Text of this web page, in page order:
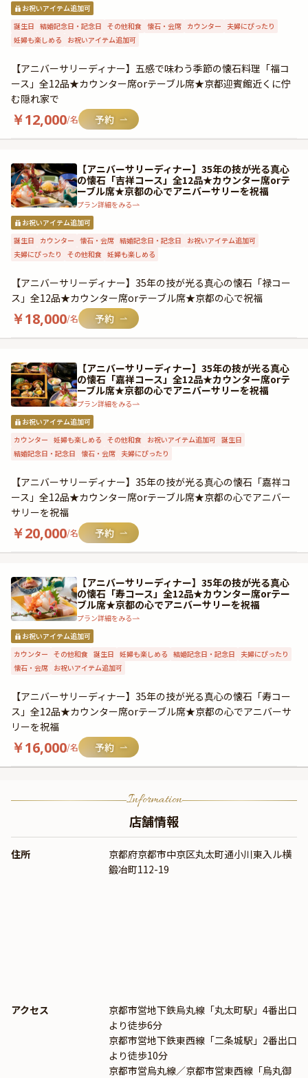
お祝いアイテム追加可
誕生日 結婚記念日・記念日 その他和食 懐石・会席 カウンター
夫婦にぴったり
妊婦も楽しめる
お祝いアイテム追加可
【アニバーサリーディナー】五感で味わう季節の懐石料理「福コ
ース」全12品★カウンター席orテーブル席★京都迎賓館近くに佇
む隠れ家で
￥12,000/名
【アニバーサリーディナー】35年の技が光る真心
の懐石「吉祥コース」全12品★カウンター席orテ
ーブル席★京都の心でアニバーサリーを祝福
プラン詳細をみる
お祝いアイテム追加可
誕生日
カウンター 懐石・会席 結婚記念日・記念日
お祝いアイテム追加可
夫婦にぴったり
その他和食 妊婦も楽しめる
【アニバーサリーディナー】35年の技が光る真心の懐石「禄コー
ス」全12品★カウンター席orテーブル席★京都の心で祝福
￥18,000/名
【アニバーサリーディナー】35年の技が光る真心
の懐石「嘉祥コース」全12品★カウンター席orテ
ーブル席★京都の心でアニバーサリーを祝福
プラン詳細をみる
お祝いアイテム追加可
カウンター 妊婦も楽しめる その他和食 お祝いアイテム追加可 誕生日
結婚記念日・記念日 懐石・会席 夫婦にぴったり
【アニバーサリーディナー】35年の技が光る真心の懐石「嘉祥コ
ース」全12品★カウンター席orテーブル席★京都の心でアニバー
サリーを祝福
￥20,000/名
【アニバーサリーディナー】35年の技が光る真心
の懐石「寿コース」全12品★カウンター席orテー
ブル席★京都の心でアニバーサリーを祝福
プラン詳細をみる
お祝いアイテム追加可
カウンター その他和食 誕生日 妊婦も楽しめる 結婚記念日・記念日
夫婦にぴったり
懐石・会席 お祝いアイテム追加可
【アニバーサリーディナー】35年の技が光る真心の懐石「寿コー
ス」全12品★カウンター席orテーブル席★京都の心でアニバーサ
リーを祝福
￥16,000/名
Information
店舗情報
住所
京都府京都市中京区丸太町通小川東入ル横
鍛冶町112-19
アクセス
京都市営地下鉄烏丸線「丸太町駅」4番出口
より徒歩6分
京都市営地下鉄東西線「二条城駅」2番出口
より徒歩10分
京都市営烏丸線／京都市営東西線「烏丸御